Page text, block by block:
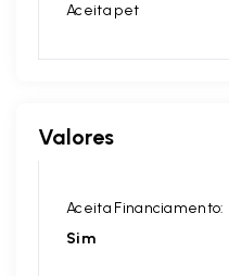
Aceita pet
Valores
Aceita Financiamento:
Sim